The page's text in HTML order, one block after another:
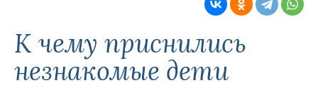
К чему приснились
незнакомые дети